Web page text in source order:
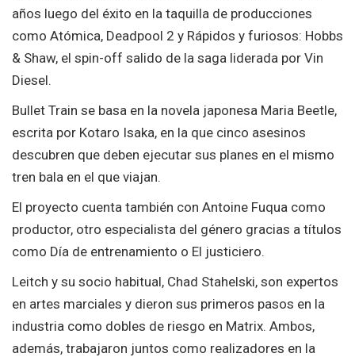
años luego del éxito en la taquilla de producciones
como Atómica, Deadpool 2 y Rápidos y furiosos: Hobbs
& Shaw, el spin-off salido de la saga liderada por Vin
Diesel.
Bullet Train se basa en la novela japonesa Maria Beetle,
escrita por Kotaro Isaka, en la que cinco asesinos
descubren que deben ejecutar sus planes en el mismo
tren bala en el que viajan.
El proyecto cuenta también con Antoine Fuqua como
productor, otro especialista del género gracias a títulos
como Día de entrenamiento o El justiciero.
Leitch y su socio habitual, Chad Stahelski, son expertos
en artes marciales y dieron sus primeros pasos en la
industria como dobles de riesgo en Matrix. Ambos,
además, trabajaron juntos como realizadores en la